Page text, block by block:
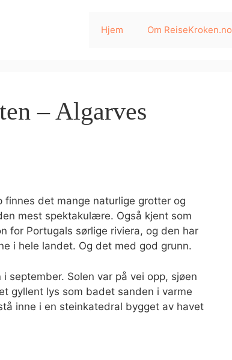
Hjem Om ReiseKroken.no
– Algarves
finnes det mange naturlige grotter og
mest spektakulære. Også kjent som
for Portugals sørlige riviera, og den har
i hele landet. Og det med god grunn.
september. Solen var på vei opp, sjøen
gyllent lys som badet sanden i varme
inne i en steinkatedral bygget av havet